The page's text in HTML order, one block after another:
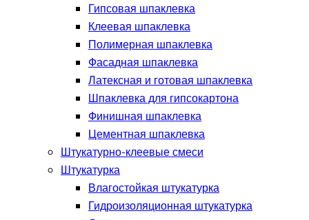
Гипсовая шпаклевка
Клеевая шпаклевка
Полимерная шпаклевка
Фасадная шпаклевка
Латексная и готовая шпаклевка
Шпаклевка для гипсокартона
Финишная шпаклевка
Цементная шпаклевка
Штукатурно-клеевые смеси
Штукатурка
Влагостойкая штукатурка
Гидроизоляционная штукатурка